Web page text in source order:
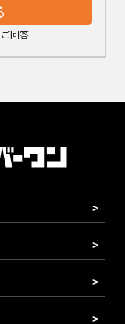
回答